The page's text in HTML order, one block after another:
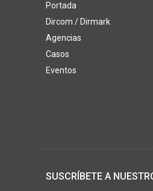
Portada
Dircom / Dirmark
Agencias
Casos
Eventos
SUSCRÍBETE A